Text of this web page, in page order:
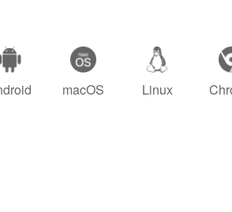
macOS Linux